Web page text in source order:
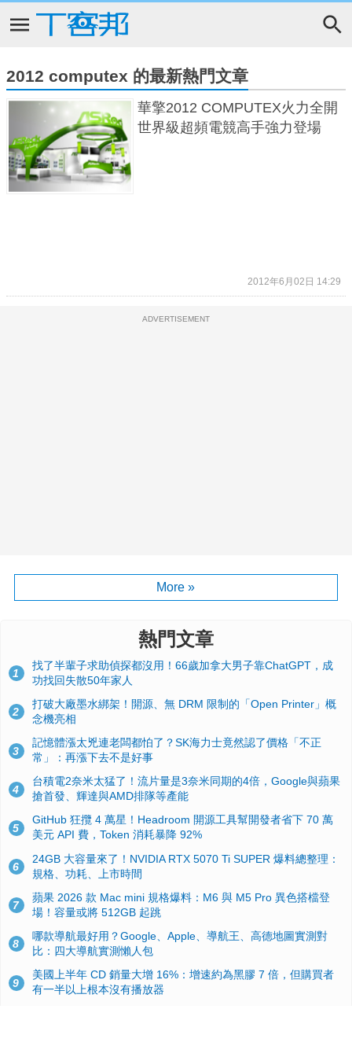
2012 computex 的最新熱門文章
華擎2012 COMPUTEX火力全開
世界級超頻電競高手強力登場
2012年6月02日 14:29
ADVERTISEMENT
More »
熱門文章
1
找了半輩子求助偵探都沒用！66歲加拿大男子靠ChatGPT，成
功找回失散50年家人
2
打破大廠墨水綁架！開源、無 DRM 限制的「Open Printer」概
念機亮相
3
記憶體漲太兇連老闆都怕了？SK海力士竟然認了價格「不正
常」：再漲下去不是好事
4
台積電2奈米太猛了！流片量是3奈米同期的4倍，Google與蘋果
搶首發、輝達與AMD排隊等產能
5
GitHub 狂攬 4 萬星！Headroom 開源工具幫開發者省下 70 萬
美元 API 費，Token 消耗暴降 92%
6
24GB 大容量來了！NVIDIA RTX 5070 Ti SUPER 爆料總整理：
規格、功耗、上市時間
7
蘋果 2026 款 Mac mini 規格爆料：M6 與 M5 Pro 異色搭檔登
場！容量或將 512GB 起跳
8
哪款導航最好用？Google、Apple、導航王、高德地圖實測對
比：四大導航實測懶人包
9
美國上半年 CD 銷量大增 16%：增速約為黑膠 7 倍，但購買者
有一半以上根本沒有播放器